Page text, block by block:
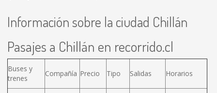
Información sobre la ciudad Chillán
Pasajes a Chillán en recorrido.cl
Buses y
trenes
Compañía Precio Tipo Salidas Horarios